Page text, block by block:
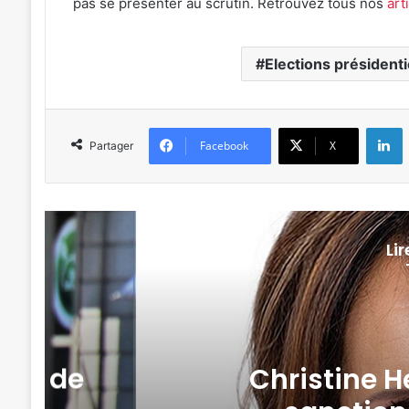
Elections
Partager Facebook X
Politique & social
20 juillet 2026
Christine Herzog,